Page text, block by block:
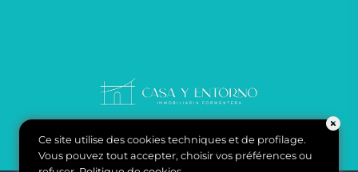
Ce site utilise des cookies techniques et de profilage.
Vous pouvez tout accepter, choisir vos préférences ou